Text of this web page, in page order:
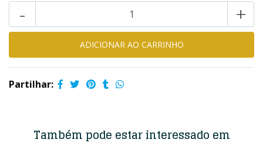
+
-
Partilhar:
Também pode estar interessado em